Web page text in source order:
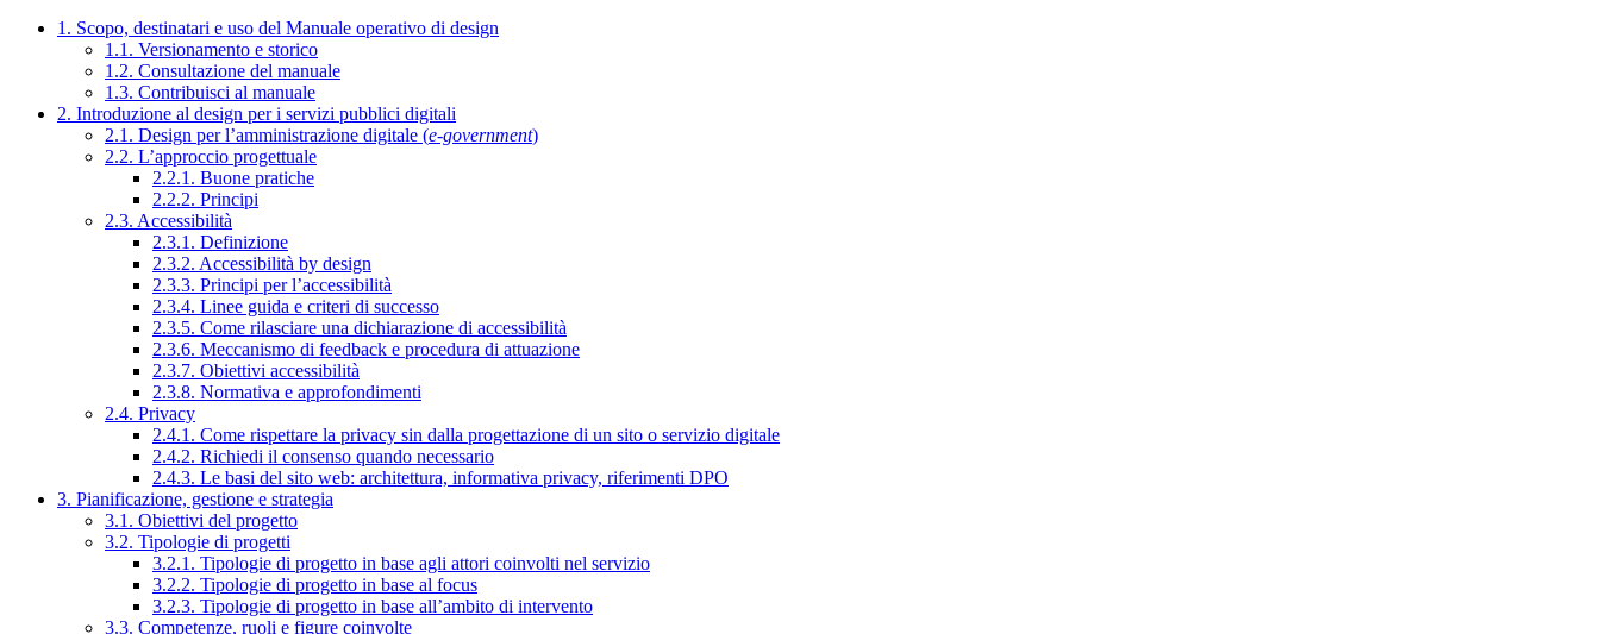
1. Scopo, destinatari e uso del Manuale operativo di design
1.1. Versionamento e storico
1.2. Consultazione del manuale
1.3. Contribuisci al manuale
2. Introduzione al design per i servizi pubblici digitali
2.1. Design per l’amministrazione digitale (e-government)
2.2. L’approccio progettuale
2.2.1. Buone pratiche
2.2.2. Principi
2.3. Accessibilità
2.3.1. Definizione
2.3.2. Accessibilità by design
2.3.3. Principi per l’accessibilità
2.3.4. Linee guida e criteri di successo
2.3.5. Come rilasciare una dichiarazione di accessibilità
2.3.6. Meccanismo di feedback e procedura di attuazione
2.3.7. Obiettivi accessibilità
2.3.8. Normativa e approfondimenti
2.4. Privacy
2.4.1. Come rispettare la privacy sin dalla progettazione di un sito o servizio digitale
2.4.2. Richiedi il consenso quando necessario
2.4.3. Le basi del sito web: architettura, informativa privacy, riferimenti DPO
3. Pianificazione, gestione e strategia
3.1. Obiettivi del progetto
3.2. Tipologie di progetti
3.2.1. Tipologie di progetto in base agli attori coinvolti nel servizio
3.2.2. Tipologie di progetto in base al focus
3.2.3. Tipologie di progetto in base all’ambito di intervento
3.3. Competenze, ruoli e figure coinvolte